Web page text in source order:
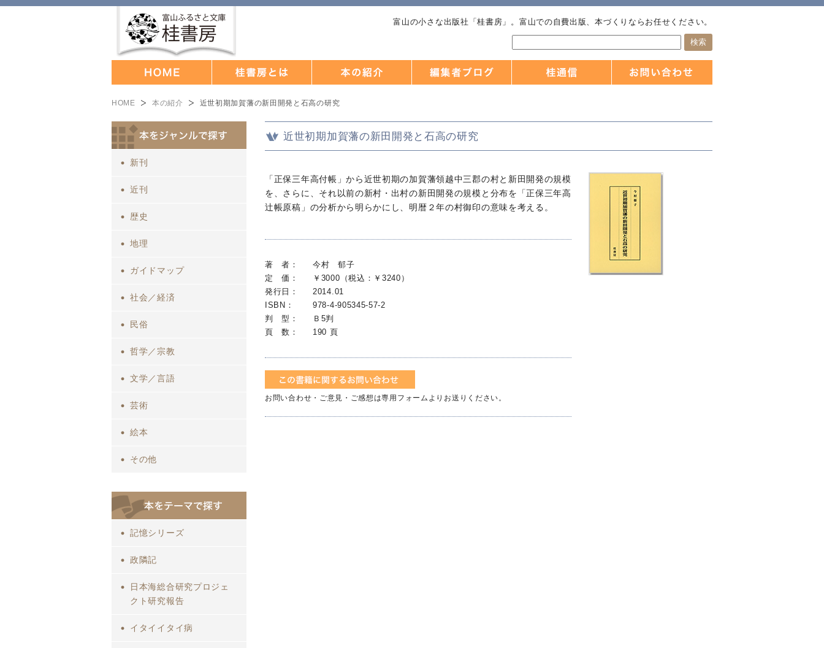
富山の小さな出版社「桂書房」。富山での自費出版、本づくりならお任せください。
HOME 本の紹介 近世初期加賀藩の新田開発と石高の研究
近世初期加賀藩の新田開発と石高の研究
「正保三年高付帳」から近世初期の加賀藩領越中三郡の村と新田開発の規模
を、さらに、それ以前の新村・出村の新田開発の規模と分布を「正保三年高
辻帳原稿」の分析から明らかにし、明暦２年の村御印の意味を考える。
著 者：
今村 郁子
定 価：
￥3000（税込：￥3240）
発行日：
2014.01
ISBN：
978-4-905345-57-2
判 型：
Ｂ5判
頁 数：
190 頁
お問い合わせ・ご意見・ご感想は専用フォームよりお送りください。
新刊
近刊
歴史
地理
ガイドマップ
社会／経済
民俗
哲学／宗教
文学／言語
芸術
絵本
その他
記憶シリーズ
政隣記
日本海総合研究プロジェ
クト研究報告
イタイイタイ病